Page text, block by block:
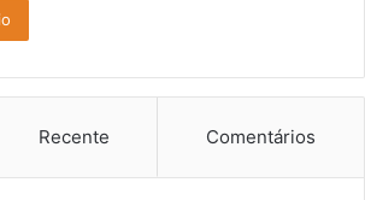
Recente Comentários